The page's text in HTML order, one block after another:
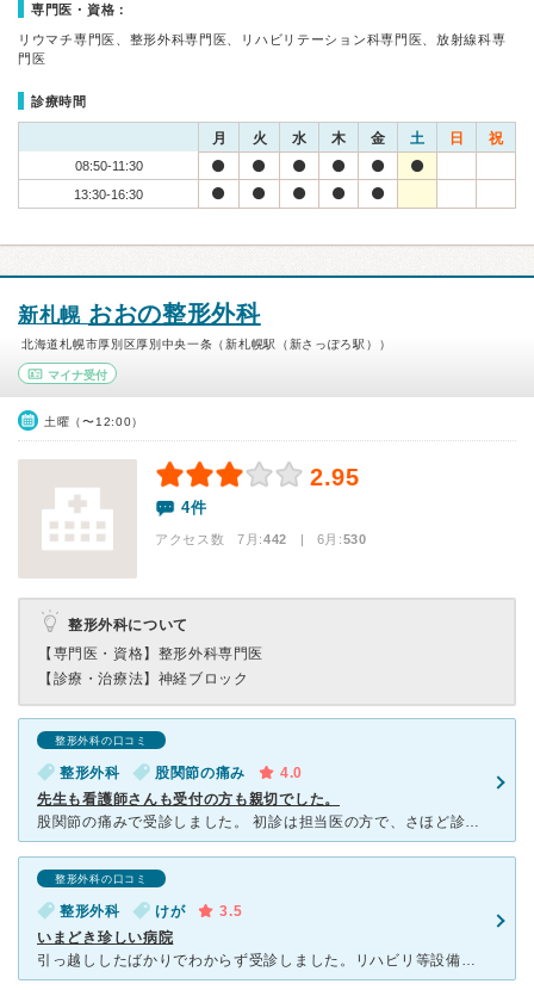
専門医・資格：
リウマチ専門医、整形外科専門医、リハビリテーション科専門医、放射線科専
門医
診療時間
月 火 水 木 金 土 日 祝
08:50-11:30
13:30-16:30
新札幌 おおの整形外科
北海道札幌市厚別区厚別中央一条（新札幌駅（新さっぽろ駅））
マイナ受付
土曜（〜12:00）
2.95
4件
アクセス数 7月:442 | 6月:530
整形外科について
【専門医・資格】 整形外科専門医
【診療・治療法】 神経ブロック
整形外科の口コミ
整形外科 股関節の痛み
4.0
先生も看護師さんも受付の方も親切でした。
股関節の痛みで受診しました。 初診は担当医の方で、さほど診察もしてくれず薬だけ処方され、薬が全く効かなくて再度受診に行っても薬を変えただけで帰され、3度目に担当医ではなくちゃんと先生に診てもらっ
整形外科の口コミ
整形外科 けが
3.5
いまどき珍しい病院
引っ越ししたばかりでわからず受診しました。リハビリ等設備はしっかりしていましたが、医師の対応は開業医としては珍しい病院でした。 ①医師の対応が非常に上から目線②患者の話を聞かない常に完全否定される③